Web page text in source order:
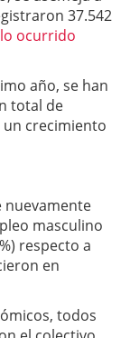
37.542
lo ocurrido
año, se han
total de
un crecimiento
nuevamente
masculino
respecto a
en
todos